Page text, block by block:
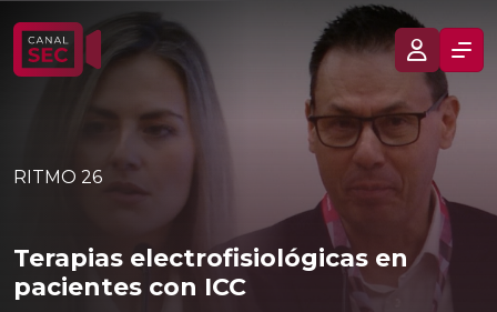
RITMO 26
Terapias electrofisiológicas en
pacientes con ICC